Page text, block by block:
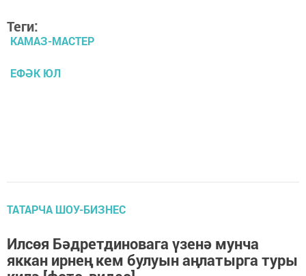
Теги:
КАМАЗ-МАСТЕР
ЕФӘК ЮЛ
ТАТАРЧА ШОУ-БИЗНЕС
Илсөя Бәдретдиновага үзенә мунча
яккан ирнең кем булуын аңлатырга туры